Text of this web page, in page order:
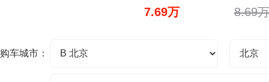
7.69万 8.69万
购车城市：